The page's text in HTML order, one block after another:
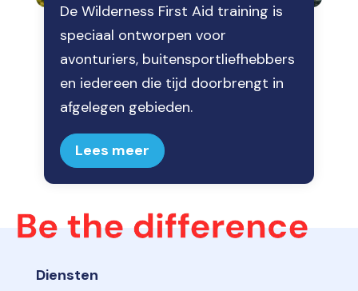
De Wilderness First Aid training is
speciaal ontworpen voor
avonturiers, buitensportliefhebbers
en iedereen die tijd doorbrengt in
afgelegen gebieden.
Lees meer
Diensten